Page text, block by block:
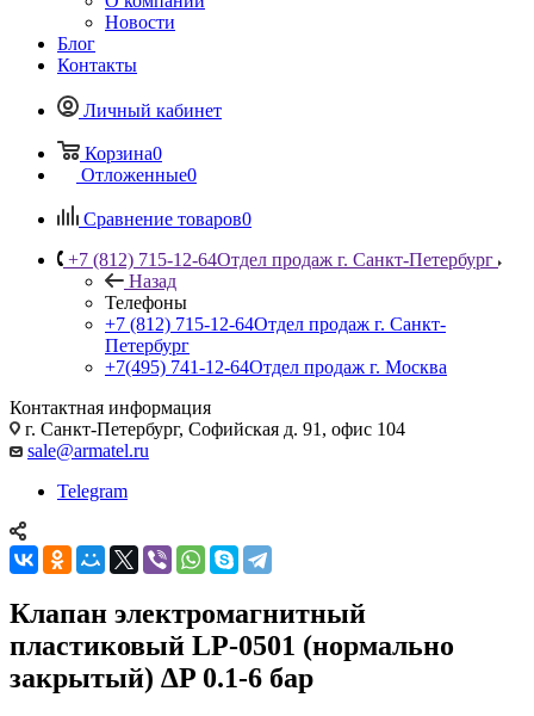
Новости
Блог
Контакты
Личный кабинет
Корзина0
Отложенные0
Сравнение товаров0
+7 (812) 715-12-64Отдел продаж г. Санкт-Петербург
Назад
Телефоны
+7 (812) 715-12-64Отдел продаж г. Санкт-
Петербург
+7(495) 741-12-64Отдел продаж г. Москва
Контактная информация
г. Санкт-Петербург, Софийская д. 91, офис 104
sale@armatel.ru
Telegram
Клапан электромагнитный
пластиковый LP-0501 (нормально
закрытый) ∆P 0.1-6 бар